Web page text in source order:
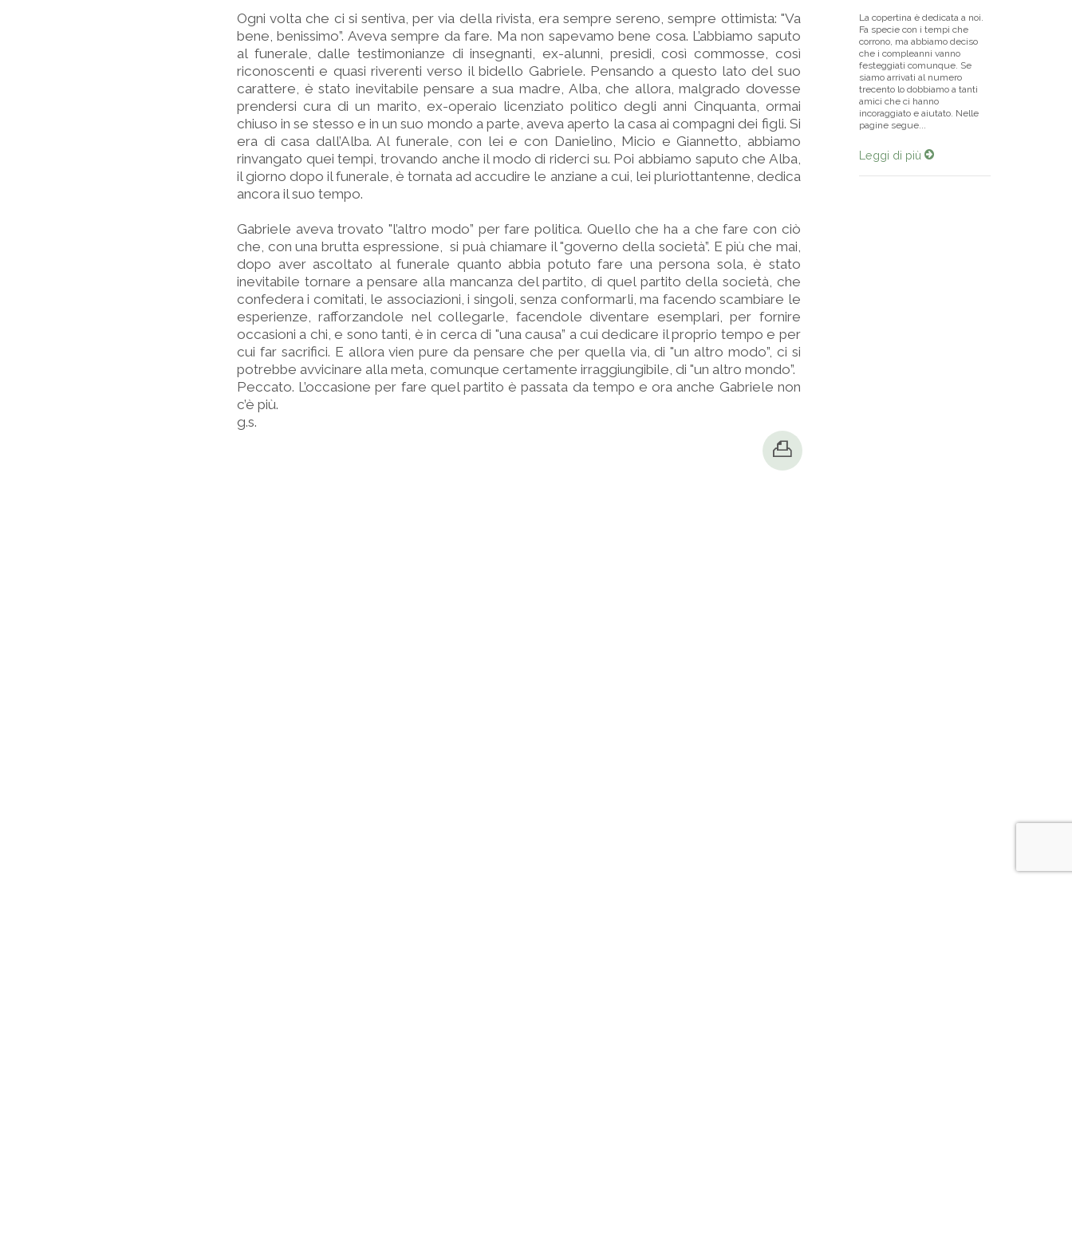
Ogni volta che ci si sentiva, per via della rivista, era sempre sereno, sempre ottimista: "Va
bene, benissimo”. Aveva sempre da fare. Ma non sapevamo bene cosa. L’abbiamo saputo
al funerale, dalle testimonianze di insegnanti, ex-alunni, presidi, così commosse, così
riconoscenti e quasi riverenti verso il bidello Gabriele. Pensando a questo lato del suo
carattere, è stato inevitabile pensare a sua madre, Alba, che allora, malgrado dovesse
prendersi cura di un marito, ex-operaio licenziato politico degli anni Cinquanta, ormai
chiuso in se stesso e in un suo mondo a parte, aveva aperto la casa ai compagni dei figli. Si
era di casa dall’Alba. Al funerale, con lei e con Danielino, Micio e Giannetto, abbiamo
rinvangato quei tempi, trovando anche il modo di riderci su. Poi abbiamo saputo che Alba,
il giorno dopo il funerale, è tornata ad accudire le anziane a cui, lei pluriottantenne, dedica
ancora il suo tempo.
Gabriele aveva trovato "l’altro modo” per fare politica. Quello che ha a che fare con ciò
che, con una brutta espressione, si puà chiamare il "governo della società”. E più che mai,
dopo aver ascoltato al funerale quanto abbia potuto fare una persona sola, è stato
inevitabile tornare a pensare alla mancanza del partito, di quel partito della società, che
confedera i comitati, le associazioni, i singoli, senza conformarli, ma facendo scambiare le
esperienze, rafforzandole nel collegarle, facendole diventare esemplari, per fornire
occasioni a chi, e sono tanti, è in cerca di "una causa” a cui dedicare il proprio tempo e per
cui far sacrifici. E allora vien pure da pensare che per quella via, di "un altro modo”, ci si
potrebbe avvicinare alla meta, comunque certamente irraggiungibile, di "un altro mondo”.
Peccato. L’occasione per fare quel partito è passata da tempo e ora anche Gabriele non
c’è più.
g.s.
La copertina è dedicata a noi.
Fa specie con i tempi che
corrono, ma abbiamo deciso
che i compleanni vanno
festeggiati comunque. Se
siamo arrivati al numero
trecento lo dobbiamo a tanti
amici che ci hanno
incoraggiato e aiutato. Nelle
pagine segue...
Leggi di più